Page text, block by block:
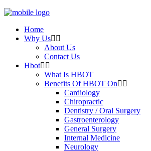
Home
Why Us
About Us
Contact Us
Hbot
What Is HBOT
Benefits Of HBOT On
Cardiology
Chiropractic
Dentistry / Oral Surgery
Gastroenterology
General Surgery
Internal Medicine
Neurology